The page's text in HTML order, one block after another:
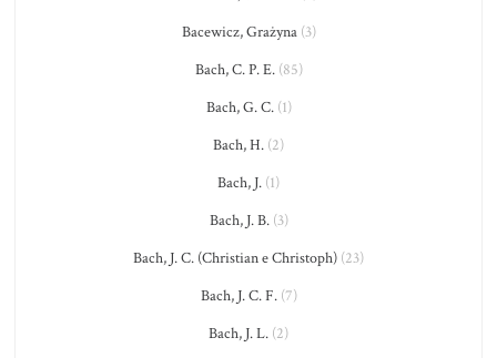
Bacewicz, Grażyna(3)
Bach, C. P. E.(85)
Bach, G. C.(1)
Bach, H. (2)
Bach, J. (1)
Bach, J. B.(3)
Bach, J. C. (Christian e Christoph) (23)
Bach, J. C. F.(7)
Bach, J. L. (2)